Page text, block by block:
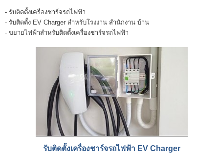
- รับติดตั้งเครื่องชาร์จรถไฟฟ้า
- รับติดตั้ง EV Charger สำหรับโรงงาน สำนักงาน บ้าน
- ขยายไฟฟ้าสำหรับติดตั้งเครื่องชาร์จรถไฟฟ้า
รับติดตั้งเครื่องชาร์จรถไฟฟ้า EV Charger